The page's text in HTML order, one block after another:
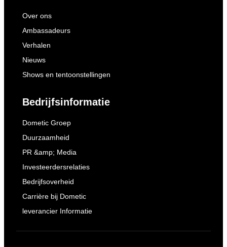
Over ons
Ambassadeurs
Verhalen
Nieuws
Shows en tentoonstellingen
Bedrijfsinformatie
Dometic Groep
Duurzaamheid
PR &amp; Media
Investeerdersrelaties
Bedrijfsoverheid
Carrière bij Dometic
leverancier Informatie